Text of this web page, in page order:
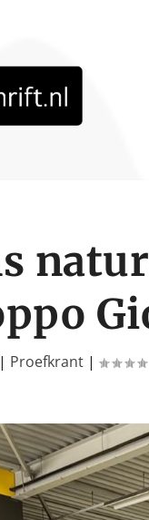
| Proefkrant |